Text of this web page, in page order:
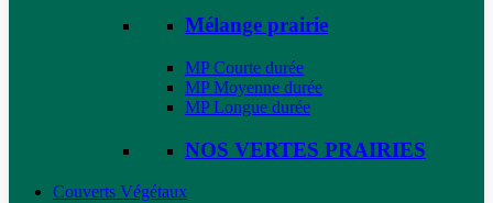
Mélange prairie
MP Courte durée
MP Moyenne durée
MP Longue durée
NOS VERTES PRAIRIES
Couverts Végétaux